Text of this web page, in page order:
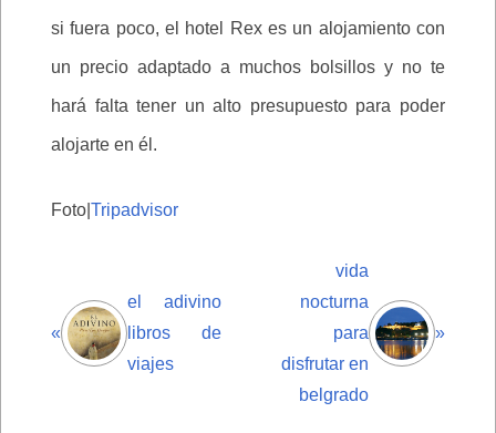
si fuera poco, el hotel Rex es un alojamiento con
un precio adaptado a muchos bolsillos y no te
hará falta tener un alto presupuesto para poder
alojarte en él.
Foto| Tripadvisor
«
el adivino
libros de
viajes
vida
nocturna
para
disfrutar en
belgrado
»